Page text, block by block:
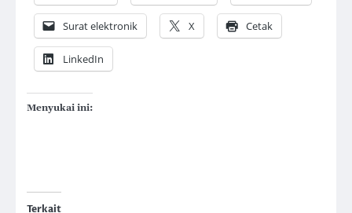
Surat elektronik X Cetak
LinkedIn
Menyukai ini:
Terkait